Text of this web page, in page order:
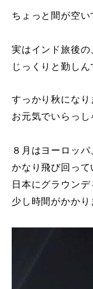
ちょっと間が空い
実はインド旅後の
じっくりと勤し
すっかり秋になり
お元気でいらっし
８月はヨーロッ
かなり飛び回って
日本にグラウンデ
少し時間がかか